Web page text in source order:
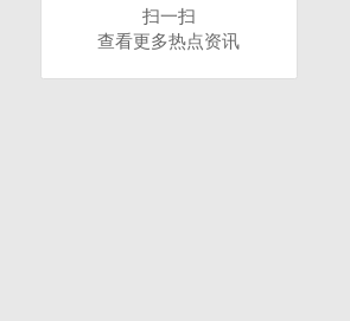
扫一扫
查看更多热点资讯
扫一扫
查看更多热点资讯